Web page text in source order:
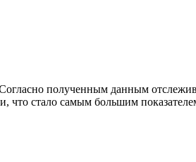
полученным данным
стало самым большим